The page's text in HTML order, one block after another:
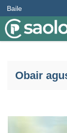
Baile
Obair